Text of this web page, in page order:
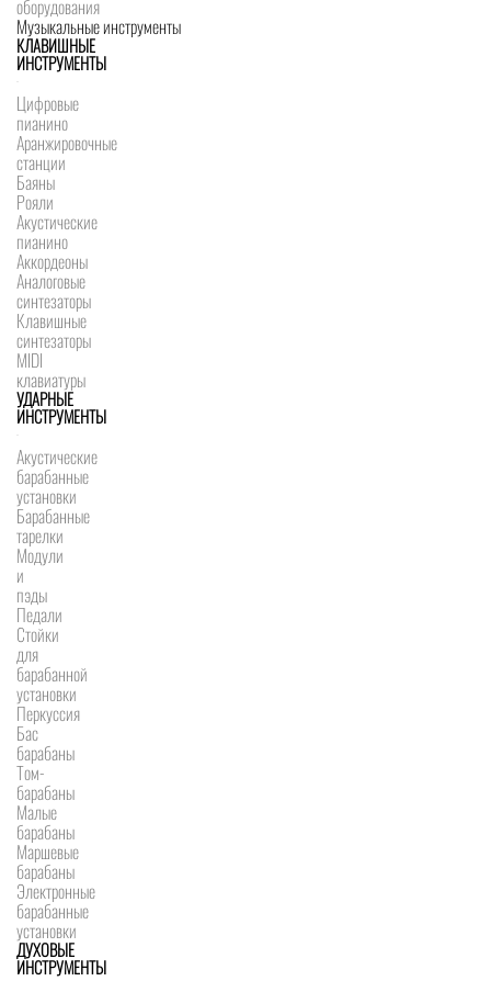
оборудования
Музыкальные инструменты
КЛАВИШНЫЕ
ИНСТРУМЕНТЫ
Цифровые
пианино
Аранжировочные
станции
Баяны
Рояли
Акустические
пианино
Аккордеоны
Аналоговые
синтезаторы
Клавишные
синтезаторы
MIDI
клавиатуры
УДАРНЫЕ
ИНСТРУМЕНТЫ
Акустические
барабанные
установки
Барабанные
тарелки
Модули
и
пэды
Педали
Стойки
для
барабанной
установки
Перкуссия
Бас
барабаны
Том-
барабаны
Малые
барабаны
Маршевые
барабаны
Электронные
барабанные
установки
ДУХОВЫЕ
ИНСТРУМЕНТЫ